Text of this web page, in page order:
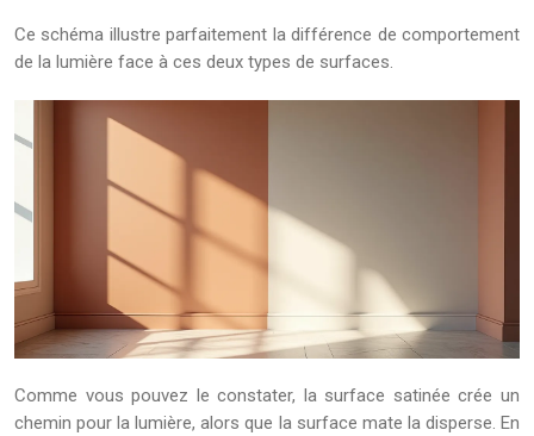
Ce schéma illustre parfaitement la différence de comportement
de la lumière face à ces deux types de surfaces.
Comme vous pouvez le constater, la surface satinée crée un
chemin pour la lumière, alors que la surface mate la disperse. En